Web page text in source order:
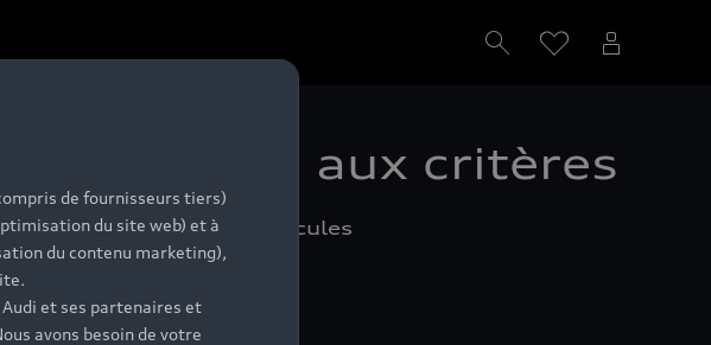
correspond aux critères
pour voir d’autres véhicules
les filtres
de fournisseurs tiers)
du site web) et à
du contenu marketing),
et ses partenaires et
avons besoin de votre